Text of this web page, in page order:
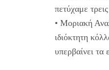
πετύχαμε
• Μοριακή
ιδιόκτητη
υπερβαίνει τα